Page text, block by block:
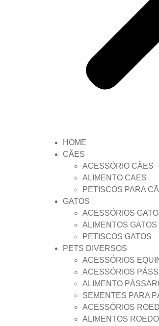
HOME
CÃES
ACESSÓRIO CÃES
ALIMENTO CAES
PETISCOS PARA
GATOS
ACESSÓRIOS
ALIMENTOS GATOS
PETISCOS GATOS
PETS DIVERSOS
ACESSÓRIOS
ACESSÓRIOS
ALIMENTO
SEMENTES PARA
ACESSÓRIOS
ALIMENTOS